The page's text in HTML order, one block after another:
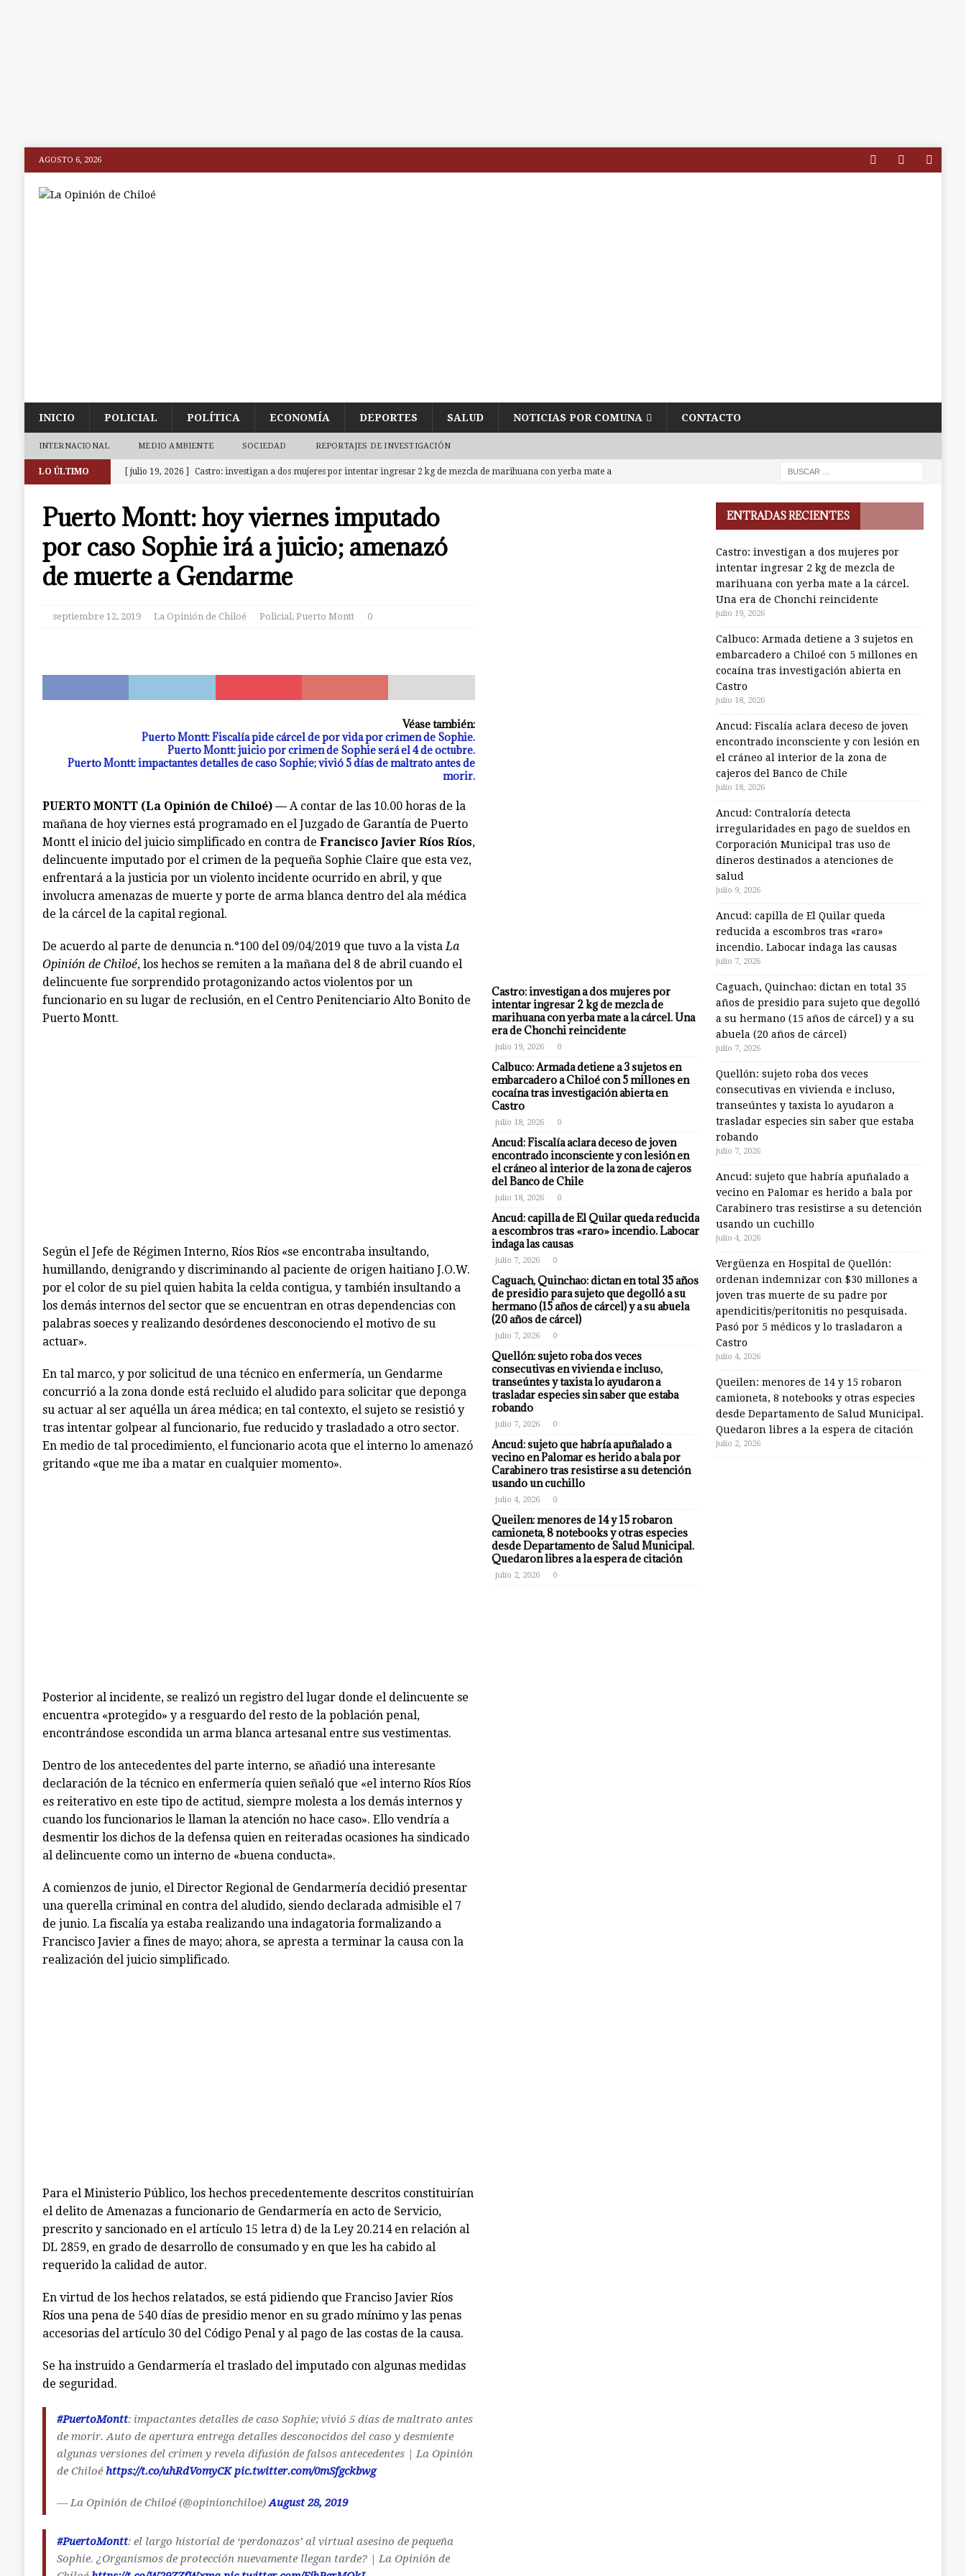
AGOSTO 6, 2026
INICIO POLICIAL POLÍTICA ECONOMÍA DEPORTES SALUD NOTICIAS POR COMUNA CONTACTO
INTERNACIONAL MEDIO AMBIENTE SOCIEDAD REPORTAJES DE INVESTIGACIÓN
LO ÚLTIMO [ julio 19, 2026 ] Castro: investigan a dos mujeres por intentar ingresar 2 kg de mezcla de marihuana con yerba mate a
[ julio 18, 2026 ] Calbuco: Armada detiene a 3 sujetos en embarcadero a Chiloé con 5 millones en cocaína tras
investigación abierta en Castro CALBUCO
[ julio 18, 2026 ] Ancud: Fiscalía aclara deceso de joven encontrado inconsciente y con lesión en el cráneo al interior de
[ julio 9, 2026 ] Ancud: Contraloría detecta irregularidades en pago de sueldos en Corporación Municipal tras uso de
Puerto Montt: hoy viernes imputado
por caso Sophie irá a juicio; amenazó
de muerte a Gendarme
septiembre 12, 2019 La Opinión de Chiloé Policial, Puerto Montt 0
Véase también:
Puerto Montt: Fiscalía pide cárcel de por vida por crimen de Sophie.
Puerto Montt: juicio por crimen de Sophie será el 4 de octubre.
Puerto Montt: impactantes detalles de caso Sophie; vivió 5 días de maltrato antes de
morir.
PUERTO MONTT (La Opinión de Chiloé) —A contar de las 10.00 horas de la
mañana de hoy viernes está programado en el Juzgado de Garantía de Puerto
Montt el inicio del juicio simplificado en contra de Francisco Javier Ríos Ríos,
delincuente imputado por el crimen de la pequeña Sophie Claire que esta vez,
enfrentará a la justicia por un violento incidente ocurrido en abril, y que
involucra amenazas de muerte y porte de arma blanca dentro del ala médica
de la cárcel de la capital regional.
De acuerdo al parte de denuncia n.°100 del 09/04/2019 que tuvo a la vistaLa
Opinión de Chiloé, los hechos se remiten a la mañana del 8 de abril cuando el
delincuente fue sorprendido protagonizando actos violentos por un
funcionario en su lugar de reclusión, en el Centro Penitenciario Alto Bonito de
Puerto Montt.
Según el Jefe de Régimen Interno, Ríos Ríos «se encontraba insultando,
humillando, denigrando y discriminando al paciente de origen haitiano J.O.W.
por el color de su piel quien habita la celda contigua, y también insultando a
los demás internos del sector que se encuentran en otras dependencias con
palabras soeces y realizando desórdenes desconociendo el motivo de su
actuar».
En tal marco, y por solicitud de una técnico en enfermería, un Gendarme
concurrió a la zona donde está recluido el aludido para solicitar que deponga
su actuar al ser aquélla un área médica; en tal contexto, el sujeto se resistió y
tras intentar golpear al funcionario, fue reducido y trasladado a otro sector.
En medio de tal procedimiento, el funcionario acota que el interno lo amenazó
gritando «que me iba a matar en cualquier momento».
Posterior al incidente, se realizó un registro del lugar donde el delincuente se
encuentra «protegido» y a resguardo del resto de la población penal,
encontrándose escondida un arma blanca artesanal entre sus vestimentas.
Dentro de los antecedentes del parte interno, se añadió una interesante
declaración de la técnico en enfermería quien señaló que «el interno Ríos Ríos
es reiterativo en este tipo de actitud, siempre molesta a los demás internos y
cuando los funcionarios le llaman la atención no hace caso». Ello vendría a
desmentir los dichos de la defensa quien en reiteradas ocasiones ha sindicado
al delincuente como un interno de «buena conducta».
A comienzos de junio, el Director Regional de Gendarmería decidió presentar
una querella criminal en contra del aludido, siendo declarada admisible el 7
de junio. La fiscalía ya estaba realizando una indagatoria formalizando a
Francisco Javier a fines de mayo; ahora, se apresta a terminar la causa con la
realización del juicio simplificado.
Para el Ministerio Público, los hechos precedentemente descritos constituirían
el delito de Amenazas a funcionario de Gendarmería en acto de Servicio,
prescrito y sancionado en el artículo 15 letra d) de la Ley 20.214 en relación al
DL 2859, en grado de desarrollo de consumado y en que les ha cabido al
requerido la calidad de autor.
En virtud de los hechos relatados, se está pidiendo que Franciso Javier Ríos
Ríos una pena de 540 días de presidio menor en su grado mínimo y las penas
accesorias del artículo 30 del Código Penal y al pago de las costas de la causa.
Se ha instruido a Gendarmería el traslado del imputado con algunas medidas
de seguridad.
#PuertoMontt: impactantes detalles de caso Sophie; vivió 5 días de maltrato antes
de morir. Auto de apertura entrega detalles desconocidos del caso y desmiente
algunas versiones del crimen y revela difusión de falsos antecedentes | La Opinión
de Chiloéhttps://t.co/uhRdVomyCK pic.twitter.com/0mSfgckbwg
— La Opinión de Chiloé (@opinionchiloe)August 28, 2019
#PuertoMontt: el largo historial de ‘perdonazos’ al virtual asesino de pequeña
Sophie. ¿Organismos de protección nuevamente llegan tarde? | La Opinión de
Castro: investigan a dos mujeres por
intentar ingresar 2 kg de mezcla de
marihuana con yerba mate a la cárcel. Una
era de Chonchi reincidente
julio 19, 2026 0
Calbuco: Armada detiene a 3 sujetos en
embarcadero a Chiloé con 5 millones en
cocaína tras investigación abierta en
Castro
julio 18, 2026 0
Ancud: Fiscalía aclara deceso de joven
encontrado inconsciente y con lesión en
el cráneo al interior de la zona de cajeros
del Banco de Chile
julio 18, 2026 0
Ancud: capilla de El Quilar queda reducida
a escombros tras «raro» incendio. Labocar
indaga las causas
julio 7, 2026 0
Caguach, Quinchao: dictan en total 35 años
de presidio para sujeto que degolló a su
hermano (15 años de cárcel) y a su abuela
(20 años de cárcel)
julio 7, 2026 0
Quellón: sujeto roba dos veces
consecutivas en vivienda e incluso,
transeúntes y taxista lo ayudaron a
trasladar especies sin saber que estaba
robando
julio 7, 2026 0
Ancud: sujeto que habría apuñalado a
vecino en Palomar es herido a bala por
Carabinero tras resistirse a su detención
usando un cuchillo
julio 4, 2026 0
Queilen: menores de 14 y 15 robaron
camioneta, 8 notebooks y otras especies
desde Departamento de Salud Municipal.
Quedaron libres a la espera de citación
julio 2, 2026 0
ENTRADAS RECIENTES
Castro: investigan a dos mujeres por
intentar ingresar 2 kg de mezcla de
marihuana con yerba mate a la cárcel.
Una era de Chonchi reincidente
julio 19, 2026
Calbuco: Armada detiene a 3 sujetos en
embarcadero a Chiloé con 5 millones en
cocaína tras investigación abierta en
Castro
julio 18, 2026
Ancud: Fiscalía aclara deceso de joven
encontrado inconsciente y con lesión en
el cráneo al interior de la zona de
cajeros del Banco de Chile
julio 18, 2026
Ancud: Contraloría detecta
irregularidades en pago de sueldos en
Corporación Municipal tras uso de
dineros destinados a atenciones de
salud
julio 9, 2026
Ancud: capilla de El Quilar queda
reducida a escombros tras «raro»
incendio. Labocar indaga las causas
julio 7, 2026
Caguach, Quinchao: dictan en total 35
años de presidio para sujeto que degolló
a su hermano (15 años de cárcel) y a su
abuela (20 años de cárcel)
julio 7, 2026
Quellón: sujeto roba dos veces
consecutivas en vivienda e incluso,
transeúntes y taxista lo ayudaron a
trasladar especies sin saber que estaba
robando
julio 7, 2026
Ancud: sujeto que habría apuñalado a
vecino en Palomar es herido a bala por
Carabinero tras resistirse a su detención
usando un cuchillo
julio 4, 2026
Vergüenza en Hospital de Quellón:
ordenan indemnizar con $30 millones a
joven tras muerte de su padre por
apendicitis/peritonitis no pesquisada.
Pasó por 5 médicos y lo trasladaron a
Castro
julio 4, 2026
Queilen: menores de 14 y 15 robaron
camioneta, 8 notebooks y otras especies
desde Departamento de Salud Municipal.
Quedaron libres a la espera de citación
julio 2, 2026